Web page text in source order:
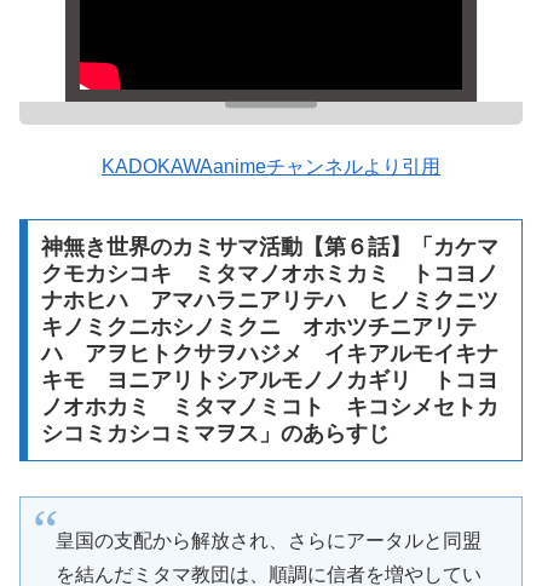
KADOKAWAanimeチャンネルより引用
神無き世界のカミサマ活動【第６話】「カケマ
クモカシコキ ミタマノオホミカミ トコヨノ
ナホヒハ アマハラニアリテハ ヒノミクニツ
キノミクニホシノミクニ オホツチニアリテ
ハ アヲヒトクサヲハジメ イキアルモイキナ
キモ ヨニアリトシアルモノノカギリ トコヨ
ノオホカミ ミタマノミコト キコシメセトカ
シコミカシコミマヲス」のあらすじ
皇国の支配から解放され、さらにアータルと同盟
を結んだミタマ教団は、順調に信者を増やしてい